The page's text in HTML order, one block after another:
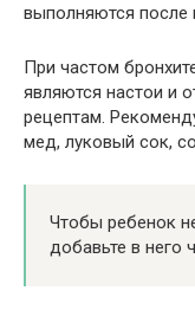
выполняются после
При частом
являются настои и
рецептам.
мед, луковый сок,
Чтобы ребенок
добавьте в него